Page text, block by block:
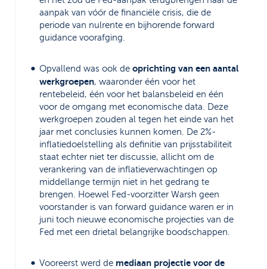
aanpak van vóór de financiële crisis, die de
periode van nulrente en bijhorende forward
guidance voorafging.
Opvallend was ook de oprichting van een aantal
werkgroepen, waaronder één voor het
rentebeleid, één voor het balansbeleid en één
voor de omgang met economische data. Deze
werkgroepen zouden al tegen het einde van het
jaar met conclusies kunnen komen. De 2%-
inflatiedoelstelling als definitie van prijsstabiliteit
staat echter niet ter discussie, allicht om de
verankering van de inflatieverwachtingen op
middellange termijn niet in het gedrang te
brengen. Hoewel Fed-voorzitter Warsh geen
voorstander is van forward guidance waren er in
juni toch nieuwe economische projecties van de
Fed met een drietal belangrijke boodschappen.
Vooreerst werd de mediaan projectie voor de